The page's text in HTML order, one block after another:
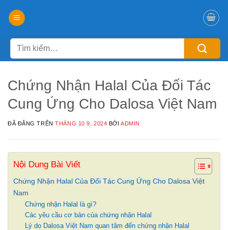
đến
dungTìm
kiếm:
Chứng Nhận Halal Của Đối Tác
Cung Ứng Cho Dalosa Việt Nam
ĐÃ ĐĂNG TRÊNTHÁNG 10 9, 2024 BỞIADMIN
Nội Dung Bài Viết
Chứng Nhận Halal Của Đối Tác Cung Ứng Cho Dalosa Việt
Nam
Chứng nhận Halal là gì?
Các yêu cầu cơ bản của chứng nhận Halal
Lý do Dalosa Việt Nam quan tâm đến chứng nhận Halal